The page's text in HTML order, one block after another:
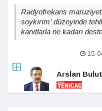
Radyofrekans
soykırım' düzeyinde
kanıtlarla ne kadarı
15-
Arslan Bulut